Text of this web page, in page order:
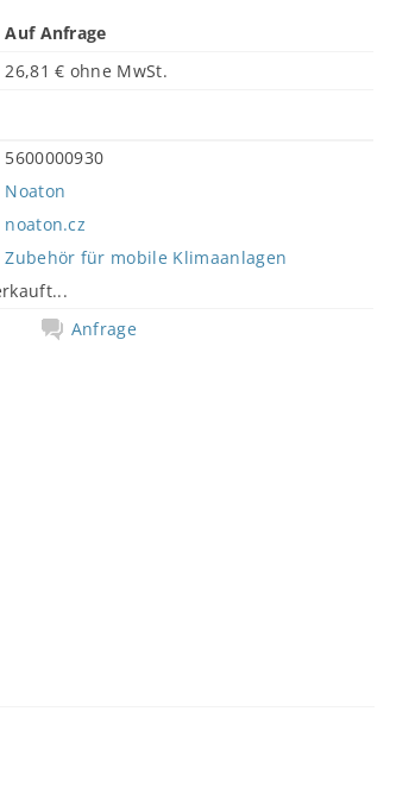
Auf Anfrage
26,81 € ohne MwSt.
5600000930
Noaton
noaton.cz
Zubehör für mobile Klimaanlagen
Anfrage